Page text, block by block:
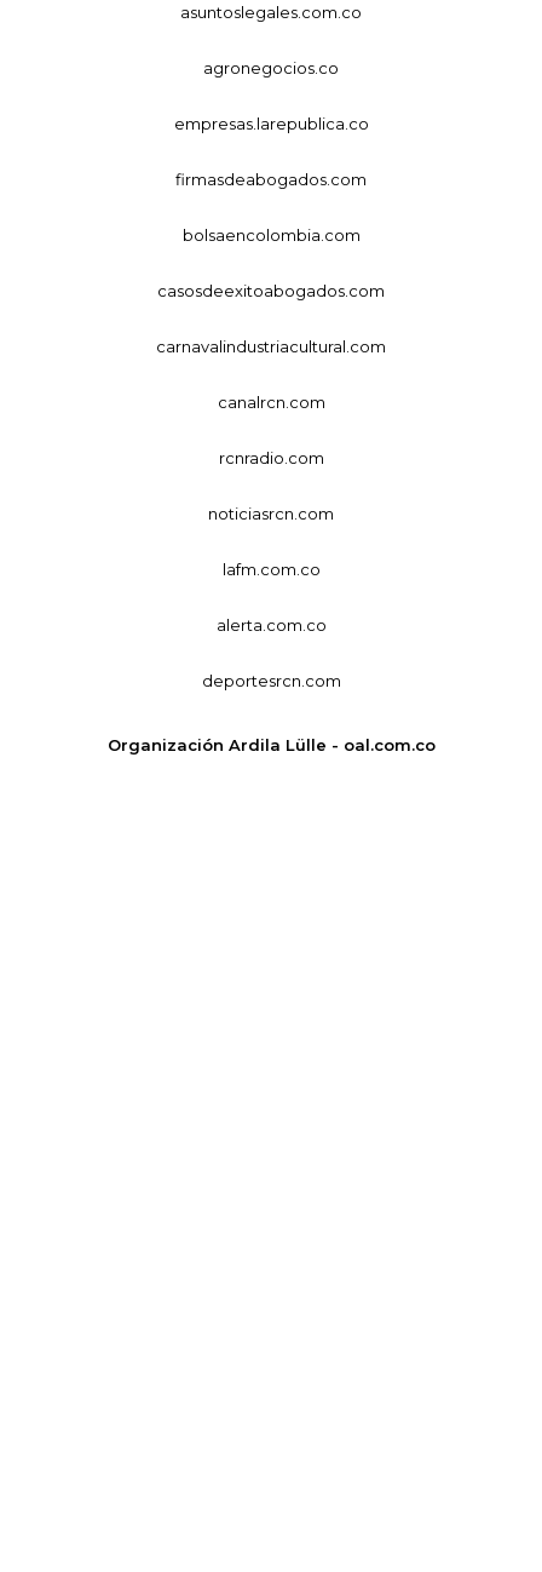
asuntoslegales.com.co
agronegocios.co
empresas.larepublica.co
firmasdeabogados.com
bolsaencolombia.com
casosdeexitoabogados.com
carnavalindustriacultural.com
canalrcn.com
rcnradio.com
noticiasrcn.com
lafm.com.co
alerta.com.co
deportesrcn.com
Organización Ardila Lülle - oal.com.co